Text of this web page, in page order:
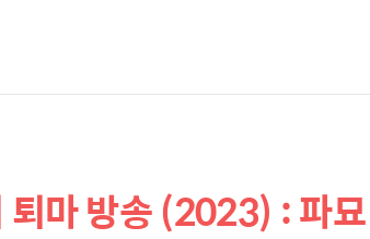
퇴마 방송 (2023) : 파